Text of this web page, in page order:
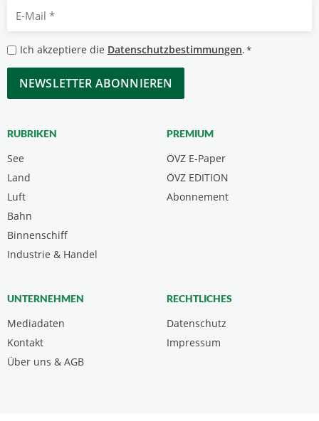
Mail
*
Datenschutzbestimmungen
*
Ich akzeptiere die Datenschutzbestimmungen.*
CAPTCHA
RUBRIKEN
See
Land
Luft
Bahn
Binnenschiff
Industrie & Handel
PREMIUM
ÖVZ E-Paper
Abonnement
ÖVZ EDITION
UNTERNEHMEN
Mediadaten
Kontakt
Über uns & AGB
RECHTLICHES
Datenschutz
Impressum